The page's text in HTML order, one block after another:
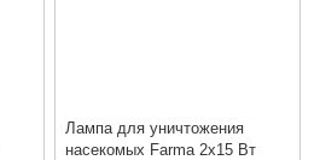
Лампа для уничтожения
насекомых Farma 2x15 Вт